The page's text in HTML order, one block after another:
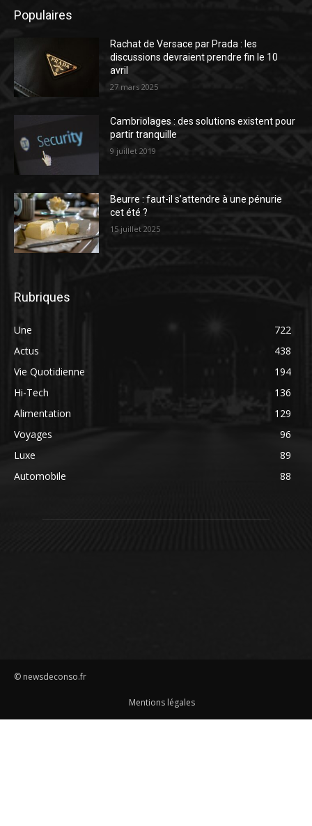
Populaires
Rachat de Versace par Prada : les
discussions devraient prendre fin le 10
avril
27 mars 2025
Cambriolages : des solutions existent pour
partir tranquille
9 juillet 2019
Beurre : faut-il s’attendre à une pénurie
cet été ?
15 juillet 2025
Rubriques
Une
722
Actus
438
Vie Quotidienne
194
Hi-Tech
136
Alimentation
129
Voyages
96
Luxe
89
Automobile
88
© newsdeconso.fr
Mentions légales